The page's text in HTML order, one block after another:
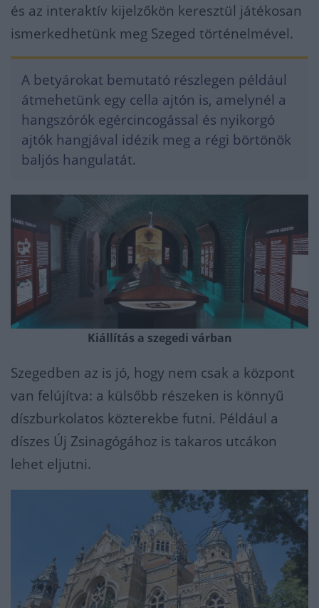
és az interaktív kijelzőkön keresztül játékosan
ismerkedhetünk meg Szeged történelmével.
A betyárokat bemutató részlegen például
átmehetünk egy cella ajtón is, amelynél a
hangszórók egércincogással és nyikorgó
ajtók hangjával idézik meg a régi börtönök
baljós hangulatát.
Kiállítás a szegedi várban
Szegedben az is jó, hogy nem csak a központ
van felújítva: a külsőbb részeken is könnyű
díszburkolatos közterekbe futni. Például a
díszes Új Zsinagógához is takaros utcákon
lehet eljutni.